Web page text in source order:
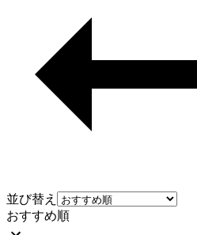
並び替え
おすすめ順